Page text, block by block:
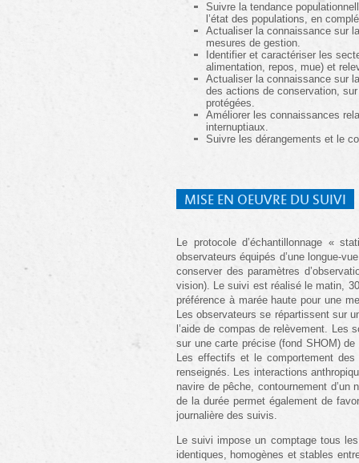
Suivre la tendance
l’état des populations, en
Actualiser la connaissance sur
mesures de gestion.
Identifier et caractériser les
alimentation, repos, mue) et
Actualiser la connaissance sur
des actions de conservation,
protégées.
Améliorer les connaissances
internuptiaux.
Suivre les dérangements et le
MISE EN OEUVRE DU SUIVI
Le protocole d’échantillonnage «
observateurs équipés d’une longue-
conserver des paramètres
vision). Le suivi est réalisé le matin,
préférence à marée haute pour une
Les observateurs se répartissent sur
l’aide de compas de relèvement. Les
sur une carte précise (fond SHOM)
Les effectifs et le comportement
renseignés. Les interactions
navire de pêche, contournement
de la durée permet également de
journalière des suivis.
Le suivi impose un comptage tous
identiques, homogènes et stables